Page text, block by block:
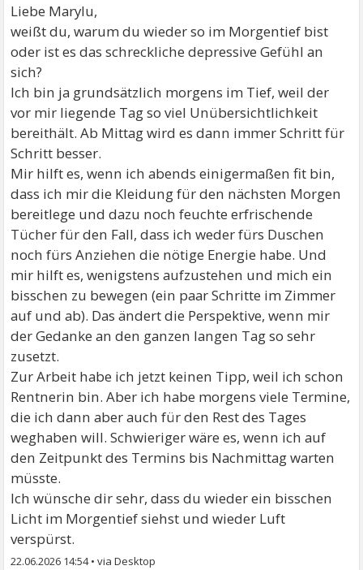
Liebe Marylu,
weißt du, warum du wieder so im Morgentief bist
oder ist es das schreckliche depressive Gefühl an
sich?
Ich bin ja grundsätzlich morgens im Tief, weil der
vor mir liegende Tag so viel Unübersichtlichkeit
bereithält. Ab Mittag wird es dann immer Schritt für
Schritt besser.
Mir hilft es, wenn ich abends einigermaßen fit bin,
dass ich mir die Kleidung für den nächsten Morgen
bereitlege und dazu noch feuchte erfrischende
Tücher für den Fall, dass ich weder fürs Duschen
noch fürs Anziehen die nötige Energie habe. Und
mir hilft es, wenigstens aufzustehen und mich ein
bisschen zu bewegen (ein paar Schritte im Zimmer
auf und ab). Das ändert die Perspektive, wenn mir
der Gedanke an den ganzen langen Tag so sehr
zusetzt.
Zur Arbeit habe ich jetzt keinen Tipp, weil ich schon
Rentnerin bin. Aber ich habe morgens viele Termine,
die ich dann aber auch für den Rest des Tages
weghaben will. Schwieriger wäre es, wenn ich auf
den Zeitpunkt des Termins bis Nachmittag warten
müsste.
Ich wünsche dir sehr, dass du wieder ein bisschen
Licht im Morgentief siehst und wieder Luft
verspürst.
22.06.2026 14:54•